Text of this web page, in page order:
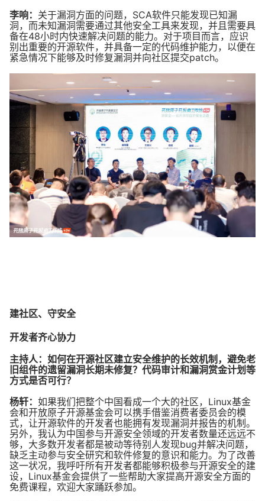
李响： 关于漏洞方面的问题，SCA软件只能发现已知漏
洞，而未知漏洞需要通过其他安全工具来发现，并且需要具
备在48小时内快速解决问题的能力。对于项目而言，应识
别出重要的开源软件，并具备一定的代码维护能力，以便在
紧急情况下能够及时修复漏洞并向社区提交patch。
建社区、守安全
开发者齐心协力
主持人：如何在开源社区建立安全维护的长效机制，避免老
旧组件的遗留漏洞长期未修复？代码审计和漏洞赏金计划等
方式是否可行？
杨轩： 如果我们把整个中国看成一个大的社区，Linux基金
会和开放原子开源基金会可以携手借鉴消费者委员会的模
式，让开源软件的开发者也能拥有发现漏洞并报告的机制。
另外，我认为中国参与开源安全领域的开发者数量还远远不
够，大多数开发者都是被动等待别人发现bug并解决问题，
缺乏主动参与安全研究和软件修复的意识和能力。为了改善
这一状况，我呼吁所有开发者都能够积极参与开源安全的建
设，Linux基金会提供了一些帮助大家提高开源安全方面的
免费课程，欢迎大家踊跃参加。